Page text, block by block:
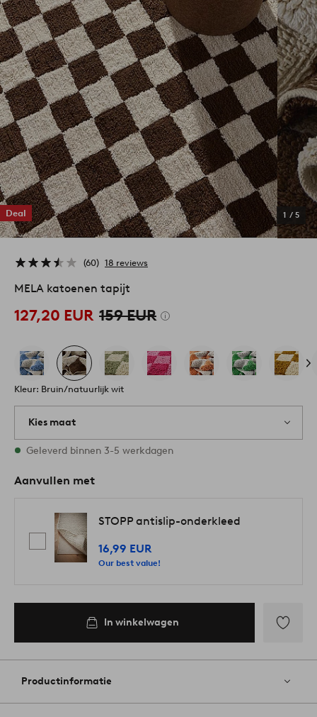
Deal 1 / 5
60 18 reviews
MELA katoenen tapijt
127,20 EUR 159 EUR
Kleur: Bruin/natuurlijk wit
Kies maat
Alle maten zijn op voorraad
Geleverd binnen 3-5 werkdagen
Aanvullen met
STOPP antislip-onderkleed
16,99 EUR
Our best value!
In winkelwagen
aan
Productinformatie